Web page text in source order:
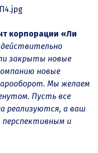
корпорации «Ли
закрыты новые
новые
Мы желаем
Пусть все
реализуются, а ваш
перспективным и